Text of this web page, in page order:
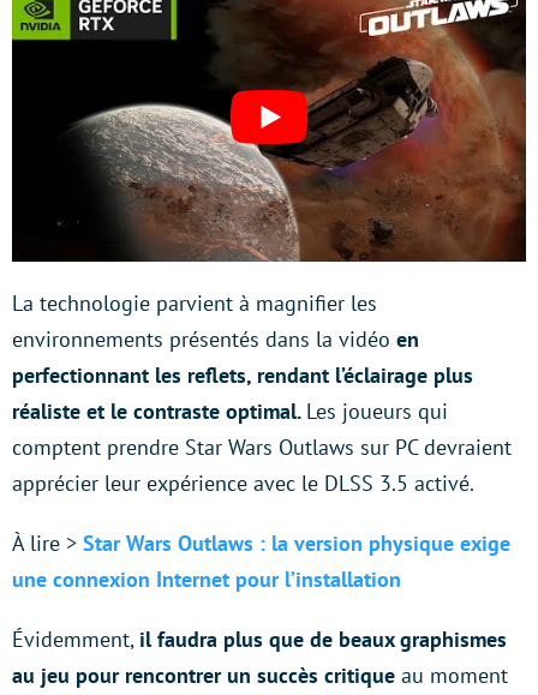
La technologie parvient à magnifier les
environnements présentés dans la vidéo en
perfectionnant les reflets, rendant l’éclairage plus
réaliste et le contraste optimal. Les joueurs qui
comptent prendre Star Wars Outlaws sur PC devraient
apprécier leur expérience avec le DLSS 3.5 activé.
À lire > Star Wars Outlaws : la version physique exige
une connexion Internet pour l’installation
Évidemment, il faudra plus que de beaux graphismes
au jeu pour rencontrer un succès critique au moment